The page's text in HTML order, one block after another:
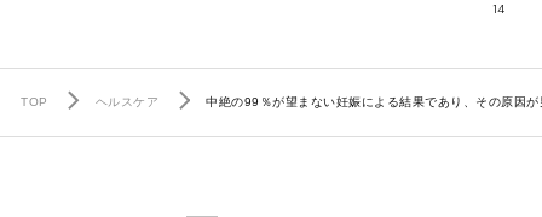
14
TOP ヘルスケア 中絶の99％が望まない妊娠による結果であり、その原因